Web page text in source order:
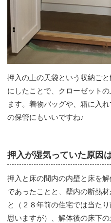
押入の上の天袋という収納ご
にしたことで、クローゼット
ます。着物バッグや、箱に入
の保管にもいいですね♪
押入が湿気っていた原因
押入と床の間内の内壁と床を
であったことと、壁内の断熱
と（２８年前の住宅では当た
思いますが）、解体後の床下